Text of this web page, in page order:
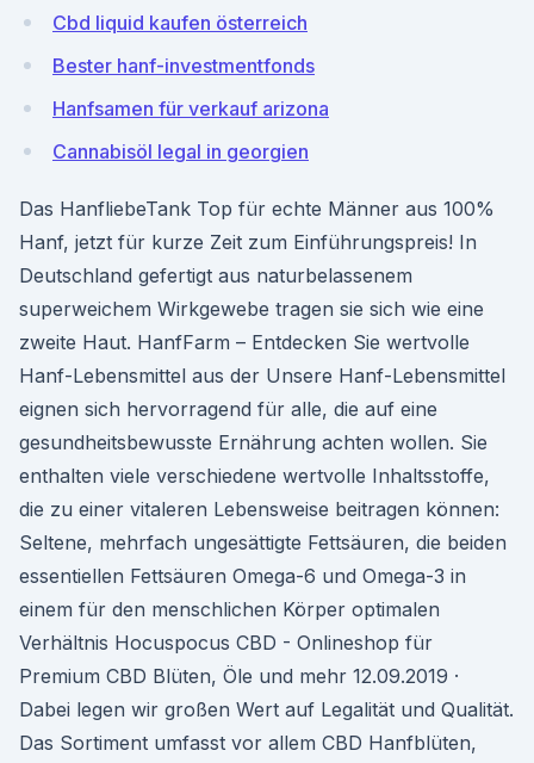
Cbd liquid kaufen österreich
Bester hanf-investmentfonds
Hanfsamen für verkauf arizona
Cannabisöl legal in georgien
Das HanfliebeTank Top für echte Männer aus 100%
Hanf, jetzt für kurze Zeit zum Einführungspreis! In
Deutschland gefertigt aus naturbelassenem
superweichem Wirkgewebe tragen sie sich wie eine
zweite Haut. HanfFarm – Entdecken Sie wertvolle
Hanf-Lebensmittel aus der Unsere Hanf-Lebensmittel
eignen sich hervorragend für alle, die auf eine
gesundheitsbewusste Ernährung achten wollen. Sie
enthalten viele verschiedene wertvolle Inhaltsstoffe,
die zu einer vitaleren Lebensweise beitragen können:
Seltene, mehrfach ungesättigte Fettsäuren, die beiden
essentiellen Fettsäuren Omega-6 und Omega-3 in
einem für den menschlichen Körper optimalen
Verhältnis Hocuspocus CBD - Onlineshop für
Premium CBD Blüten, Öle und mehr 12.09.2019 ·
Dabei legen wir großen Wert auf Legalität und Qualität.
Das Sortiment umfasst vor allem CBD Hanfblüten,